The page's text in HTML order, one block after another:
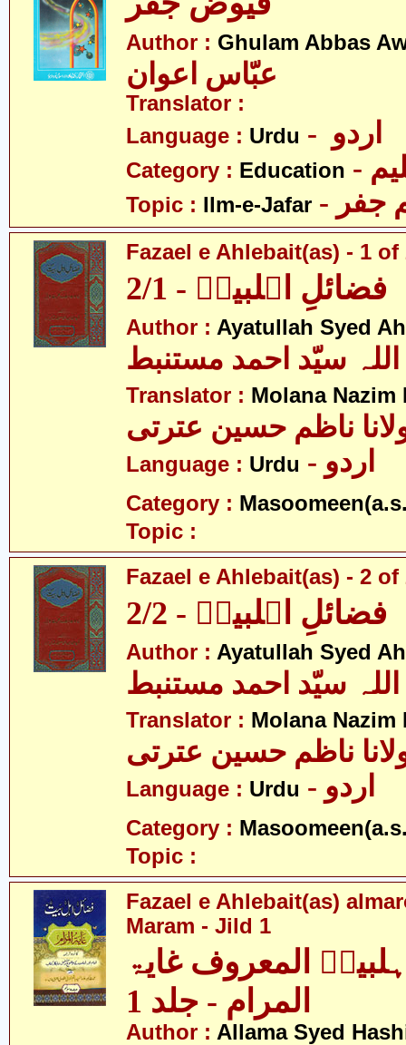
Author : Ghulam Abbas
Translator :
Language : Urdu
Category : Education
Topic : Ilm-e-Jafar جفر
Fazael e Ahlebait(as) - 1 of
فضائلِ اہلبیتؑ - 2/1
Author : Ayatullah Syed
سیّد احمد مستنبط
Translator : Molana
ناظم حسین عترتی
Language : Urdu - اردو
Category :
Topic :
Fazael e Ahlebait(as) - 2 of
فضائلِ اہلبیتؑ - 2/2
Author : Ayatullah Syed
سیّد احمد مستنبط
Translator : Molana
ناظم حسین عترتی
Language : Urdu - اردو
Category :
Topic :
Fazael e Ahlebait(as)
Maram - Jild 1
المعروف غایۃ
المرام - جلد 1
Author : Allama Syed